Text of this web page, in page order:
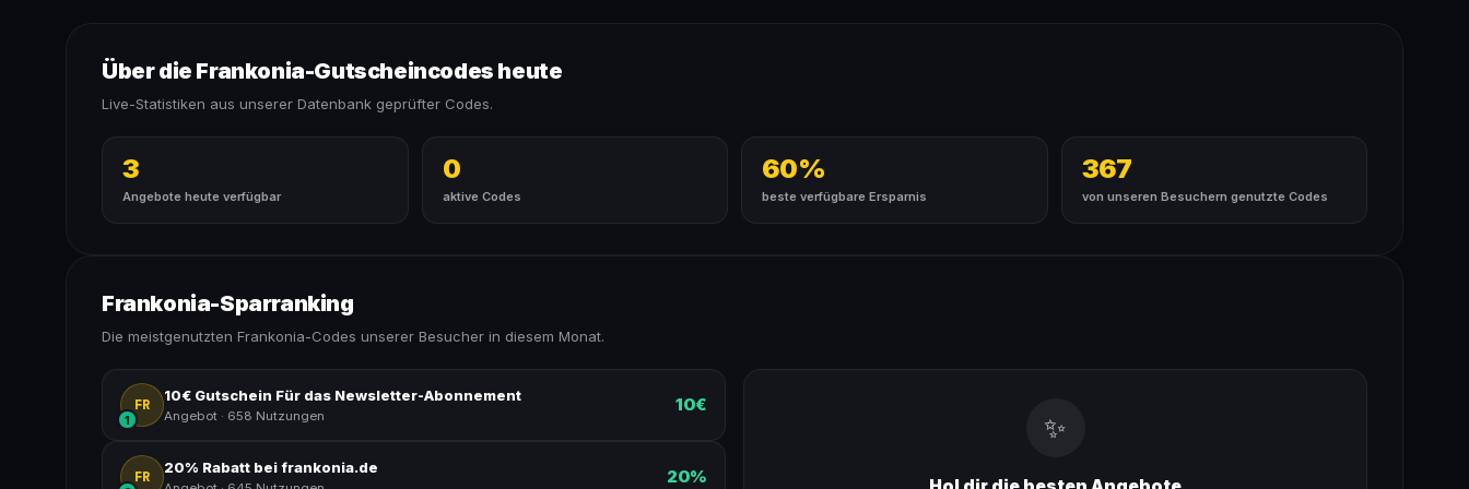
Über die Frankonia-Gutscheincodes heute
Live-Statistiken aus unserer Datenbank geprüfter Codes.
3
Angebote heute verfügbar
0
aktive Codes
60%
beste verfügbare Ersparnis
367
von unseren Besuchern genutzte Codes
Frankonia-Sparranking
Die meistgenutzten Frankonia-Codes unserer Besucher in diesem Monat.
FR
1
10€ Gutschein Für das Newsletter-Abonnement
Angebot · 658 Nutzungen
10€
FR
20% Rabatt bei frankonia.de 20%
✨